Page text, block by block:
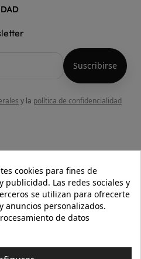

y la política de confidencialidad
cookies para fines de
publicidad. Las redes sociales y
se utilizan para ofrecerte
anuncios personalizados.
de datos